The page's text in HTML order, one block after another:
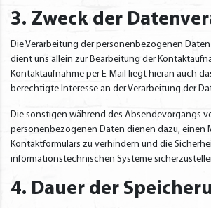
3. Zweck der
Die Verarbeitung der personenbezogenen
dient uns allein zur Bearbeitung der
Kontaktaufnahme per E-Mail liegt hieran auch
berechtigte Interesse an der Verarbeitung der
Die sonstigen während des Absendevorgangs
personenbezogenen Daten dienen dazu, einen
Kontaktformulars zu verhindern und die
informationstechnischen Systeme
4. Dauer der